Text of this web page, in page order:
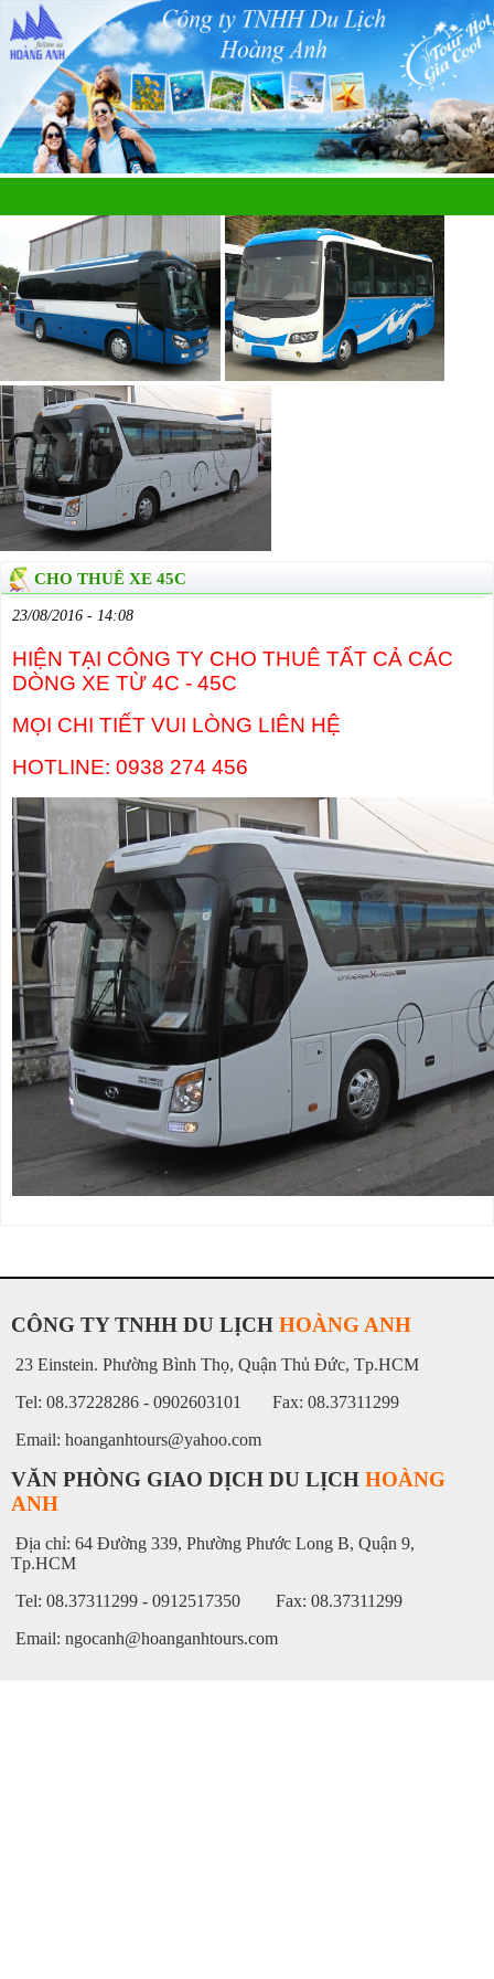
CHO THUÊ XE 45C
23/08/2016 - 14:08
HIỆN TẠI CÔNG TY CHO THUÊ TẤT CẢ CÁC
DÒNG XE TỪ 4C - 45C
MỌI CHI TIẾT VUI LÒNG LIÊN HỆ
HOTLINE: 0938 274 456
CÔNG TY TNHH DU LỊCH HOÀNG ANH
23 Einstein. Phường Bình Thọ, Quận Thủ Đức, Tp.HCM
Tel: 08.37228286 - 0902603101 Fax: 08.37311299
Email: hoanganhtours@yahoo.com
VĂN PHÒNG GIAO DỊCH DU LỊCH HOÀNG
ANH
Địa chỉ: 64 Đường 339, Phường Phước Long B, Quận 9,
Tp.HCM
Tel: 08.37311299 - 0912517350 Fax: 08.37311299
Email: ngocanh@hoanganhtours.com